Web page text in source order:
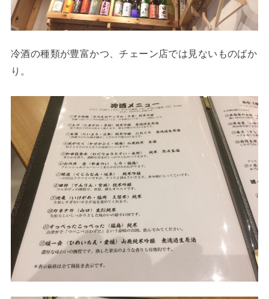
冷酒の種類が豊富かつ、チェーン店では見ないものばか
り。